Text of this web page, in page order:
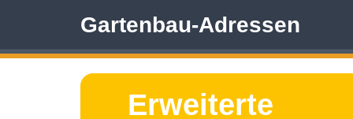
Gartenbau-Adressen
Erweiterte